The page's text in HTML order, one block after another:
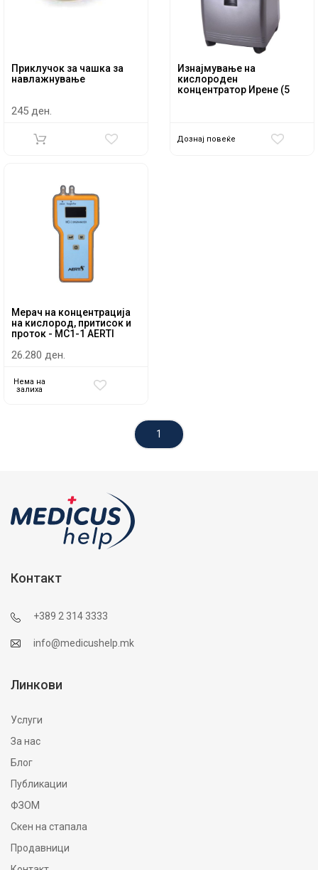
Приклучок за чашка за
навлажнување
245 ден.
Изнајмување на
кислороден
концентратор Ирене (5
Дознај повеќе
Мерач на концентрација
на кислород, притисок и
проток - MC1-1 AERTI
26.280 ден.
Нема на
залиха
1
Контакт
+389 2 314 3333
info@medicushelp.mk
Линкови
Услуги
За нас
Блог
Публикации
ФЗОМ
Скен на стапала
Продавници